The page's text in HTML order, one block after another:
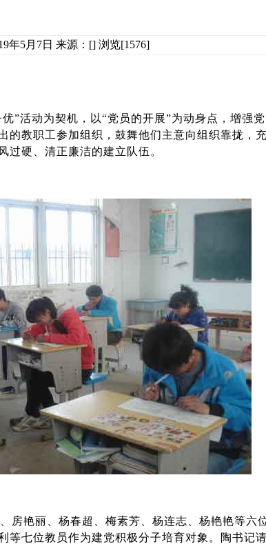
年5月7日 来源：[] 浏览[1576]
”活动为契机，以“党员的开展”为动身点，增强
教职工参加组织，鼓舞他们主意向组织靠拢，
硬、清正廉洁的建立队伍。
房艳丽、杨春超、梅素芳、杨连志、杨艳艳等六
七位教员作为建党积极分子培育对象。陶书记